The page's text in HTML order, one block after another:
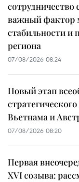
сотрудничество
важный фактор
стабильности и
региона
07/08/2026 08:24
Новый этап
Вьетнама и
07/08/2026 08:20
Первая
XVI созыва: